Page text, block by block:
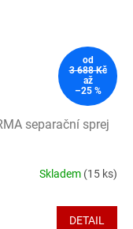
od
3 688 Kč
až
–25 %
separační sprej
Skladem (15 ks)
DETAIL